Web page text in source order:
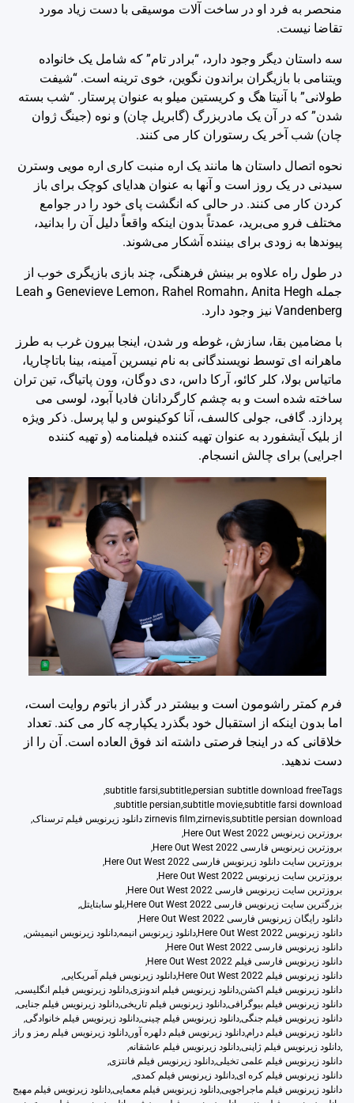
منحصر به فرد او در ساخت آلات موسیقی با دست زیاد مورد
تقاضا نیست.
سه داستان دیگر وجود دارد، “برادر تام” که شامل یک خانواده
ویتنامی با بازیگران براندون نگوین، خوی ترینه است. “شیفت
طولانی” با آنیتا هگ و کریستین میلو به عنوان پرستار. “شب بسته
شدن” که در آن یک مادربزرگ (گابریل چان) و نوه (جینگ ژوان
چان) شب آخر یک رستوران کار می کنند.
نحوه اتصال داستان ها مانند یک اره منبت کاری اره مویی وسترن
سیدنی در یک روز است و آنها به عنوان هدایای کوچک برای باز
کردن کار می کنند. در حالی که انگشت پای خود را در جوامع
مختلف فرو می‌برید، عمدتاً بدون اینکه واقعاً دلیل آن را بدانید،
پیوندها به زودی برای بیننده آشکار می‌شوند.
در طول راه علاوه بر بینش فرهنگی، چند بازی بازیگری خوب از
جمله Genevieve Lemon، Rahel Romahn، Anita Hegh و Leah
Vandenberg نیز وجود دارد.
با مضامین بقا، سازش، غوطه ور شدن، اینجا بیرون غرب به طرز
ماهرانه ای توسط نویسندگانی به نام نیسرین آمینه، بینا باتاچاریا،
ماتیاس بولا، کلر کائو، آرکا داس، دی دوگان، وون پاتیاگ، تین تران
ساخته شده است و به چشم کارگردانان فادیا آبود، لوسی می
پردازد. گافی، جولی کالسف، آنا کوکینوس و لیا پرسل. ذکر ویژه
از بلیک آیشفورد به عنوان تهیه کننده فیلمنامه (و تهیه کننده
اجرایی) برای چالش انسجام.
فرم کمتر راشومون است و بیشتر در گذر از باتوم روایت است،
اما بدون اینکه از استقبال خود بگذرد یکپارچه کار می کند. تعداد
خلاقانی که در اینجا فرصتی داشته اند فوق العاده است. آن را از
دست ندهید.
Tags
persian subtitle download free
,
subtitle
,
subtitle farsi
,
subtitle farsi download
,
subtitle movie
,
subtitle persian
,
subtitle persian download
,
zirnevis
,zirnevis film دانلود زیرنویس فیلم ترسناک
,
بروزترین زیرنویس Here Out West 2022
,
بروزترین زیرنویس فارسی Here Out West 2022
,
بروزترین سایت دانلود زیرنویس فارسی Here Out West 2022
,
بروزترین سایت زیرنویس Here Out West 2022
,
بروزترین سایت زیرنویس فارسی Here Out West 2022
,
بزرگترین سایت زیرنویس فارسی Here Out West 2022
,بلو سابتايتل,
دانلود رایگان زیرنویس فارسی Here Out West 2022
,
دانلود زیرنویس Here Out West 2022
,دانلود زیرنویس انیمه,دانلود زیرنویس انیمیشن,
دانلود زیرنویس فارسی Here Out West 2022
,
دانلود زیرنویس فارسی فیلم Here Out West 2022
,
دانلود زیرنویس فیلم Here Out West 2022
,دانلود زیرنویس فیلم آمریکایی,
دانلود زیرنویس فیلم اکشن,دانلود زیرنویس فیلم اندونزی,دانلود زیرنویس فیلم انگلیسی,
دانلود زیرنویس فیلم بیوگرافی,دانلود زیرنویس فیلم تاریخی,دانلود زیرنویس فیلم جنایی,
دانلود زیرنویس فیلم جنگی,دانلود زیرنویس فیلم چینی,دانلود زیرنویس فیلم خانوادگی,
دانلود زیرنویس فیلم درام,دانلود زیرنویس فیلم دلهره آور ,دانلود زیرنویس فیلم رمز و راز
,دانلود زیرنویس فیلم ژاپنی,دانلود زیرنویس فیلم عاشقانه,
دانلود زیرنویس فیلم علمی تخیلی,دانلود زیرنویس فیلم فانتزی,
دانلود زیرنویس فیلم کره ای,دانلود زیرنویس فیلم کمدی,
دانلود زیرنویس فیلم ماجراجویی,دانلود زیرنویس فیلم معمایی,دانلود زیرنویس فیلم مهیج